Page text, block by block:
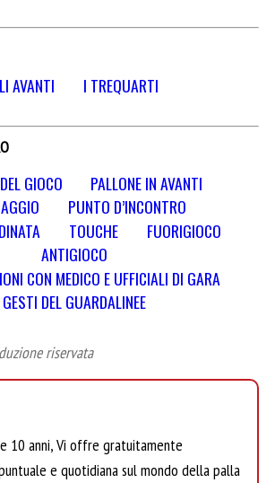
AVANTI I TREQUARTI
GIOCO
PALLONE IN AVANTI
PUNTO D’INCONTRO
TOUCHE
FUORIGIOCO
ANTIGIOCO
CON MEDICO E UFFICIALI DI GARA
GESTI DEL GUARDALINEE
riservata
10 anni, Vi offre gratuitamente
e quotidiana sul mondo della palla